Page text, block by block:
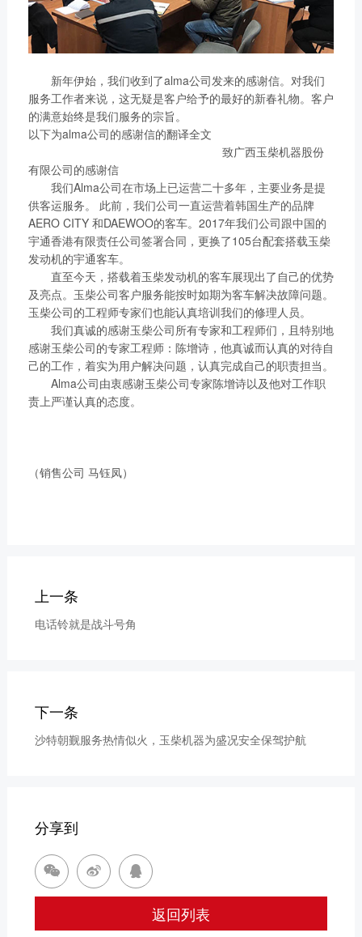
个销售大区、8个船电驻
外营销中心，490多家服
务代理商，44家船电销
服一体代理商，1500多
个服务网点
了解更多
获取更多帮助
联系我们
订购咨询
销售服务热线：
0775-3220350
24小时售后服务热线：
+86 95098
获取更多帮助
联系我们
订购咨询
0775-3220350
24小时售后服务热线：
+86 95098
新年伊始，我们收到了alma公司发来的感谢信。对我们
服务工作者来说，这无疑是客户给予的最好的新春礼物。客户
的满意始终是我们服务的宗旨。
以下为alma公司的感谢信的翻译全文
致广西玉柴机器股份
有限公司的感谢信
我们Alma公司在市场上已运营二十多年，主要业务是提
供客运服务。 此前，我们公司一直运营着韩国生产的品牌
AERO CITY 和DAEWOO的客车。2017年我们公司跟中国的
宇通香港有限责任公司签署合同，更换了105台配套搭载玉柴
发动机的宇通客车。
直至今天，搭载着玉柴发动机的客车展现出了自己的优势
及亮点。玉柴公司客户服务能按时如期为客车解决故障问题。
玉柴公司的工程师专家们也能认真培训我们的修理人员。
我们真诚的感谢玉柴公司所有专家和工程师们，且特别地
感谢玉柴公司的专家工程师：陈增诗，他真诚而认真的对待自
己的工作，着实为用户解决问题，认真完成自己的职责担当。
Alma公司由衷感谢玉柴公司专家陈增诗以及他对工作职
责上严谨认真的态度。
（销售公司 马钰凤）
上一条
电话铃就是战斗号角
下一条
沙特朝觐服务热情似火，玉柴机器为盛况安全保驾护航
分享到
  
返回列表